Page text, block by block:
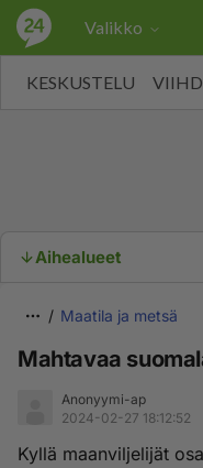
Valikko
KESKUSTELU
Aihealueet
Maatila ja metsä
Mahtavaa
Anonyymi-ap
2024-02-27 18:12:52
Kyllä maanviljelijät